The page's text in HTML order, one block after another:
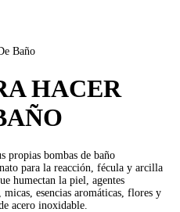
Baño
HACER
propias bombas de baño
para la reacción, fécula y arcilla
humectan la piel, agentes
esencias aromáticas, flores y
acero inoxidable.